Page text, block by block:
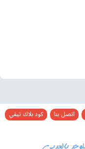
اتصل بنا
كود بلاك تيفي